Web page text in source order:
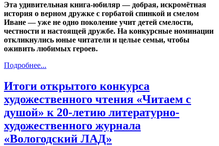
Эта удивительная книга‑юбиляр — добрая, искромётная
история о верном дружке с горбатой спинкой и смелом
Иване — уже не одно поколение учит детей смелости,
честности и настоящей дружбе. На конкурсные номинации
откликнулись юные читатели и целые семьи, чтобы
оживить любимых героев.
Подробнее...
Итоги открытого конкурса
художественного чтения «Читаем с
душой» к 20-летию литературно-
художественного журнала
«Вологодский ЛАД»